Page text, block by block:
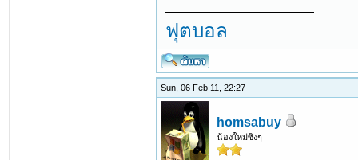
ฟุตบอล
Sun, 06 Feb 11, 22:27
homsabuy
น้องใหม่ซิงๆ